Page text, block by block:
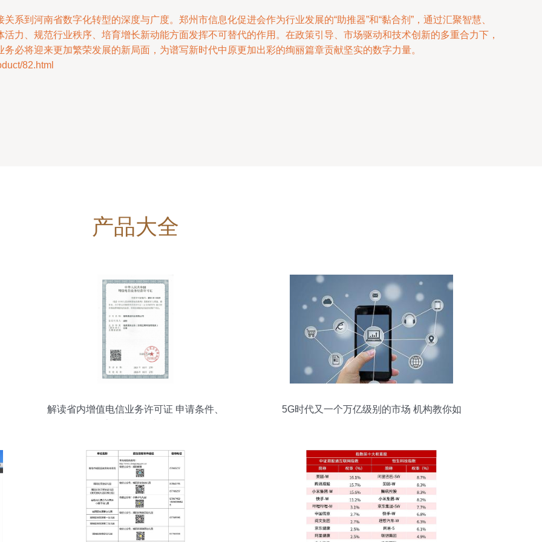
系到河南省数字化转型的深度与广度。郑州市信息化促进会作为行业发展的“助推器”和“黏合剂”，通过汇聚智慧、
力、规范行业秩序、培育增长新动能方面发挥不可替代的作用。在政策引导、市场驱动和技术创新的多重合力下，
必将迎来更加繁荣发展的新局面，为谱写新时代中原更加出彩的绚丽篇章贡献坚实的数字力量。
82.html
产品大全
解读省内增值电信业务许可证 申请条件、
5G时代又一个万亿级别的市场 机构教你如